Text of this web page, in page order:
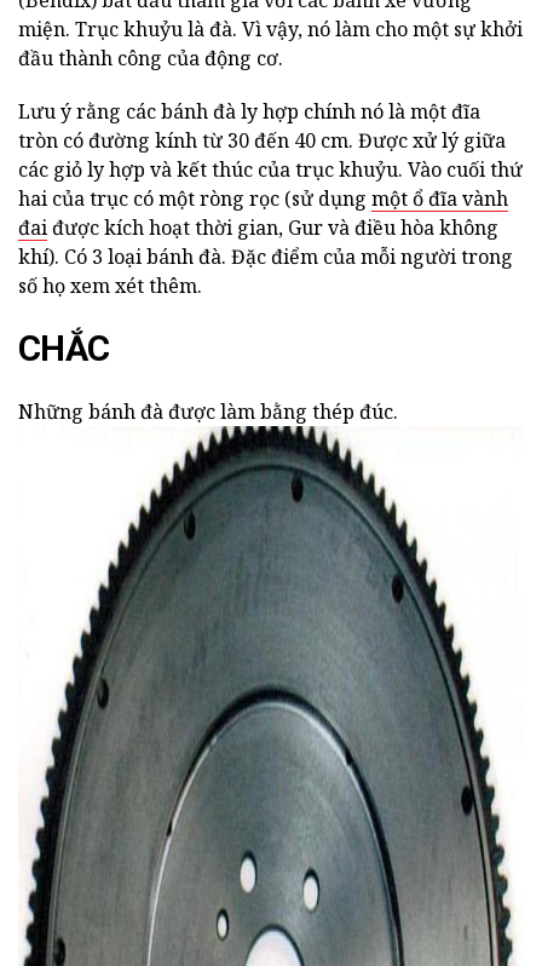
miện. Trục khuỷu là đà. Vì vậy, nó làm cho một sự khởi
đầu thành công của động cơ.
Lưu ý rằng các bánh đà ly hợp chính nó là một đĩa
tròn có đường kính từ 30 đến 40 cm. Được xử lý giữa
các giỏ ly hợp và kết thúc của trục khuỷu. Vào cuối thứ
hai của trục có một ròng rọc (sử dụng một ổ đĩa vành
đaiđược kích hoạt thời gian, Gur và điều hòa không
khí). Có 3 loại bánh đà. Đặc điểm của mỗi người trong
số họ xem xét thêm.
CHẮC
Những bánh đà được làm bằng thép đúc.